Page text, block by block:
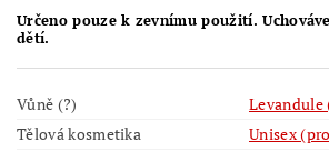
Určeno pouze k zevnímu použití.
dětí.
Vůně (?)
Levandule
Tělová kosmetika
Unisex